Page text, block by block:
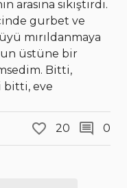
arasına sıkıştırdı.
gurbet ve
mırıldanmaya
üstüne bir
Bitti,
bitti, eve
20 0